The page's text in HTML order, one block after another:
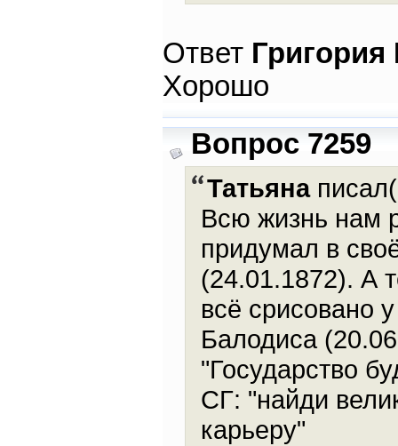
Ответ
Хорошо
Вопрос 7259
Татьяна
Всю жизнь нам
придумал в
(24.01.1872). А
всё срисовано
Балодиса
"Государство
СГ: "найди
карьеру"